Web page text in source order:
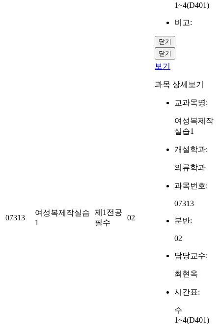
1~4(D401)
비고:
닫기
닫기
07313
여성복제작실습
1
제1전공
필수
02
보기
과목 상세보기
교과목명:
여성복제작
실습1
개설학과:
의류학과
과목번호:
07313
분반:
02
담당교수:
최현옥
시간표:
수
1~4(D401)